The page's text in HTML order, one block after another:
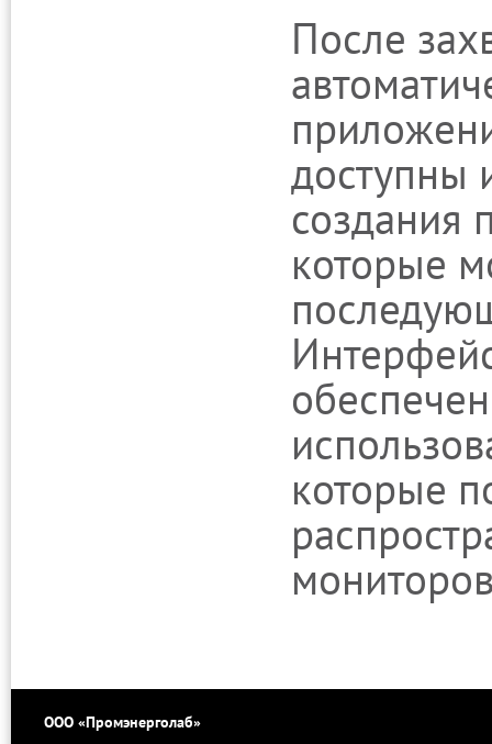
После
доступны
создания
которые
которые
ООО «Промэнерголаб»